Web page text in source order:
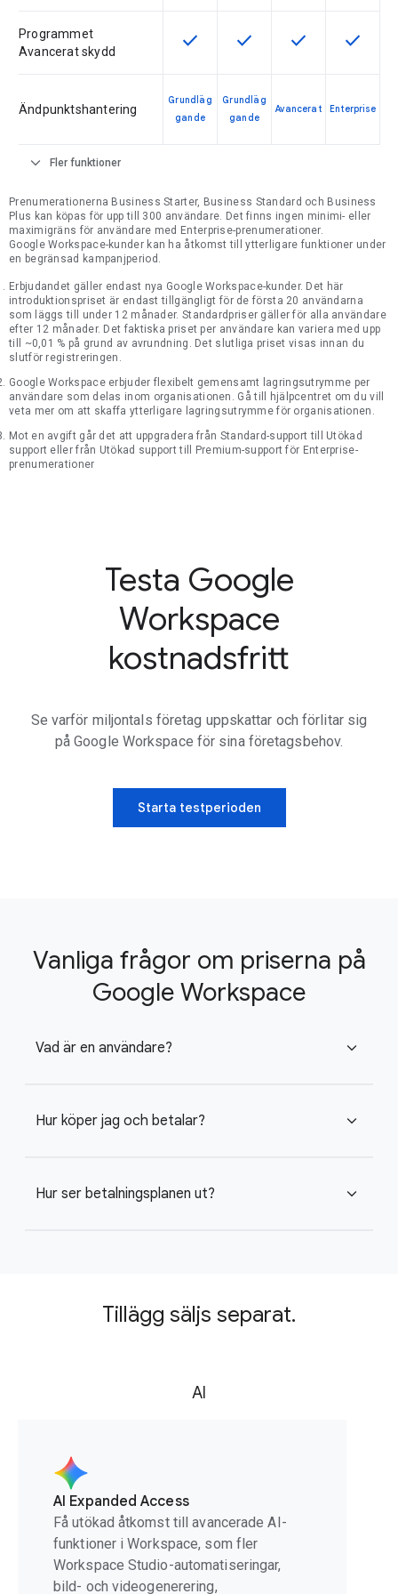
Programmet
Avancerat skydd
Den här funktionen är tillgänglig för
check Den här funktionen är
check Den här
check Den här
check
Ändpunktshantering
Grundläg
gande
Grundläg
gande
Avancerat Enterprise
expand_more Fler funktioner
Prenumerationerna Business Starter, Business Standard och Business
Plus kan köpas för upp till 300 användare. Det finns ingen minimi- eller
maximigräns för användare med Enterprise-prenumerationer.
Google Workspace-kunder kan ha åtkomst till ytterligare funktioner under
en begränsad kampanjperiod.
Erbjudandet gäller endast nya Google Workspace-kunder. Det här
introduktionspriset är endast tillgängligt för de första 20 användarna
som läggs till under 12 månader. Standardpriser gäller för alla användare
efter 12 månader. Det faktiska priset per användare kan variera med upp
till ~0,01 % på grund av avrundning. Det slutliga priset visas innan du
slutför registreringen.
Google Workspace erbjuder flexibelt gemensamt lagringsutrymme per
användare som delas inom organisationen. Gå till hjälpcentret om du vill
veta mer om att skaffa ytterligare lagringsutrymme för organisationen.
Mot en avgift går det att uppgradera från Standard-support till Utökad
support eller från Utökad support till Premium-support för Enterprise-
prenumerationer
Testa Google
Workspace
kostnadsfritt
Se varför miljontals företag uppskattar och förlitar sig
på Google Workspace för sina företagsbehov.
Starta testperioden
Vanliga frågor om priserna på
Google Workspace
Vad är en användare? expand_more
Hur köper jag och betalar? expand_more
Hur ser betalningsplanen ut? expand_more
Tillägg säljs separat.
AI
AI Expanded Access
Få utökad åtkomst till avancerade AI-
funktioner i Workspace, som fler
Workspace Studio-automatiseringar,
bild- och videogenerering,